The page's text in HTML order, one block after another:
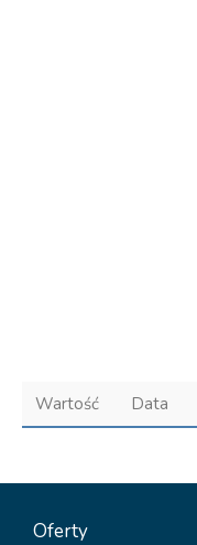
Wartość Data
Oferty